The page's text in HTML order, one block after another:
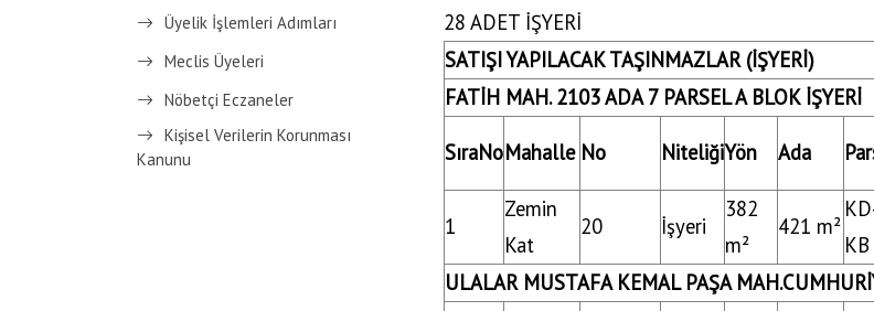
Üyelik İşlemleri Adımları
Meclis Üyeleri
Nöbetçi Eczaneler
Kişisel Verilerin Korunması
Kanunu
28 ADET İŞYERİ
SATIŞI YAPILACAK TAŞINMAZLAR (İŞYERİ)
FATİH MAH. 2103 ADA 7 PARSEL A BLOK İŞYERİ
SıraNoMahalle No NiteliğiYön Ada
1
Zemin
Kat
20 İşyeri
382
m²
421 m²
KB
ULALAR MUSTAFA KEMAL PAŞA